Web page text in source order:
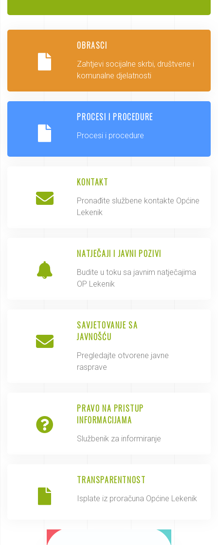
OBRASCI
Zahtjevi socijalne skrbi, društvene i
komunalne djelatnosti
PROCESI I PROCEDURE
Procesi i procedure
KONTAKT
Pronađite službene kontakte Općine
Lekenik
NATJEČAJI I JAVNI POZIVI
Budite u toku sa javnim natječajima
OP Lekenik
SAVJETOVANJE SA
JAVNOŠĆU
Pregledajte otvorene javne
rasprave
PRAVO NA PRISTUP
INFORMACIJAMA
Službenik za informiranje
TRANSPARENTNOST
Isplate iz proračuna Općine Lekenik